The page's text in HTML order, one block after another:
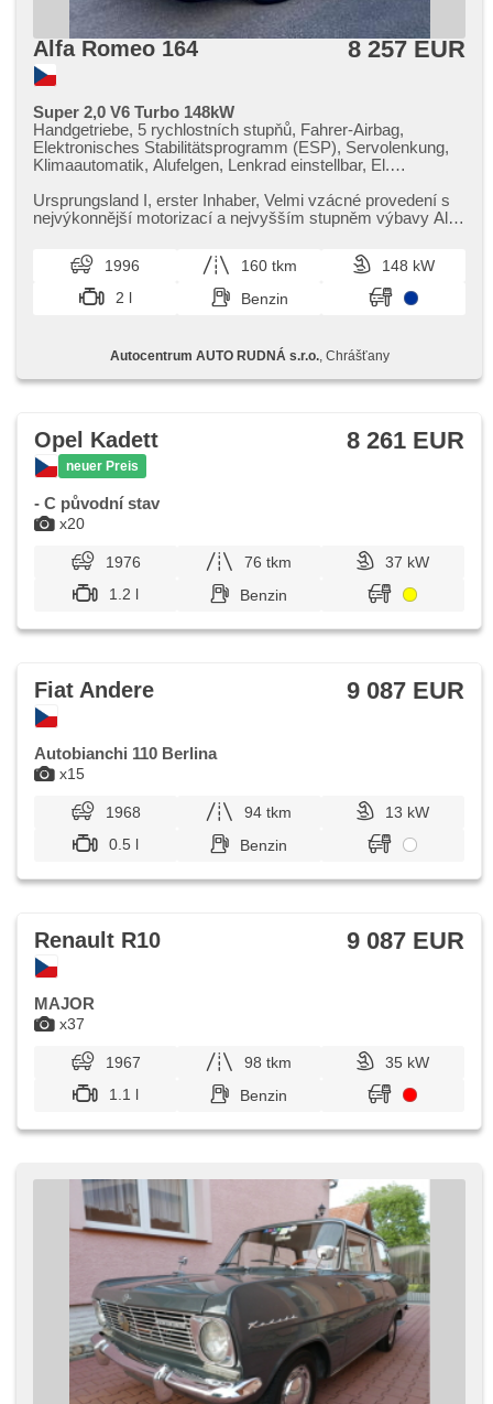
Alfa Romeo 164 8 257 EUR
Super 2,0 V6 Turbo 148kW
Handgetriebe, 5 rychlostních stupňů, Fahrer-Airbag,
Elektronisches Stabilitätsprogramm (ESP), Servolenkung,
Klimaautomatik, Alufelgen, Lenkrad einstellbar, El.
Wegfahrsperre, Alarmanlage, Zentralverriegelung mit
Funkfernbedienung, Sportsitze, Ledersitze, Lederpolsterung,
Positionssitze, Abnutzungssensor des Bremsbelages,
Nebelscheinwerfer, Autoradio, zadní loketní opěrka, Getönte
Scheiben, roletky na zadních oknech, přední pohon,
Längssitzvorschub, Ausziehbare Kopflehnen
Ursprungsland I,​ erster Inhaber,​ Velmi vzácné provedení s
nejvýkonnější motorizací a nejvyšším stupněm výbavy Alfa
1996 160 tkm
148 kW
2 l
Benzin
Autocentrum AUTO RUDNÁ s.r.o., Chrášťany
x20
Opel Kadett
neuer Preis
8 261 EUR
- C původní stav
1976 76 tkm
37 kW
1.2 l
Benzin
x15
Fiat Andere 9 087 EUR
Autobianchi 110 Berlina
1968 94 tkm
13 kW
0.5 l
Benzin
x37
Renault R10 9 087 EUR
MAJOR
1967 98 tkm
35 kW
1.1 l
Benzin